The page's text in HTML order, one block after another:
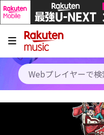
キャンペーン
料金プラン
使い方
初回30日間無料お試し